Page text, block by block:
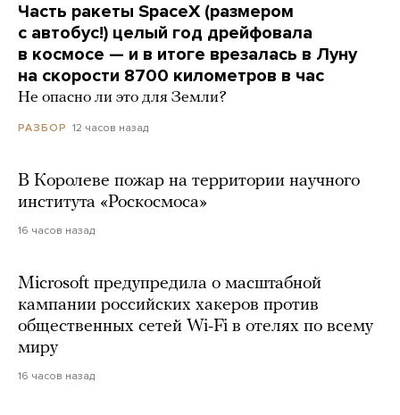
Часть ракеты SpaceX (размером
с автобус!) целый год дрейфовала
в космосе — и в итоге врезалась в Луну
на скорости 8700 километров в час
Не опасно ли это для Земли?
РАЗБОР 12 часов назад
В Королеве пожар на территории научного
института «Роскосмоса»
16 часов назад
Microsoft предупредила о масштабной
кампании российских хакеров против
общественных сетей Wi-Fi в отелях по всему
миру
16 часов назад